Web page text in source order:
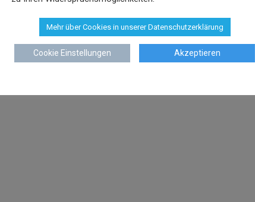
Mehr über Cookies in unserer Datenschutzerklärung
Cookie Einstellungen Akzeptieren